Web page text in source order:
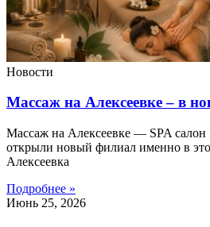
Новости
Массаж на Алексеевке – в
Массаж на Алексеевке — SPA
открыли новый филиал именно в
Алексеевка
Подробнее »
Июнь 25, 2026